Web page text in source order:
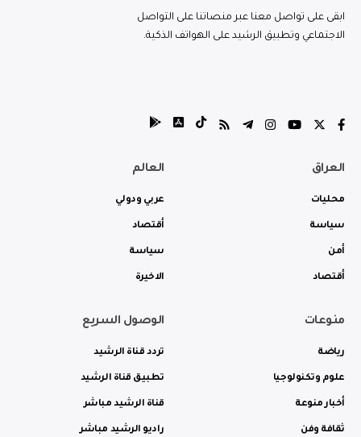
ابقى على تواصل معنا عبر منصاتنا على التواصل
الاجتماعي وتطبيق الرشيد على الهواتف الذكية.
العراق
محليات
سياسة
أمن
أقتصاد
العالم
عربي ودولي
أقتصاد
سياسة
الاخيرة
منوعات
رياضة
علوم وتكنولوجيا
أخبار منوعة
ثقافة وفن
الوصول السريع
تردد قناة الرشيد
تطبيق قناة الرشيد
قناة الرشيد مباشر
راديو الرشيد مباشر